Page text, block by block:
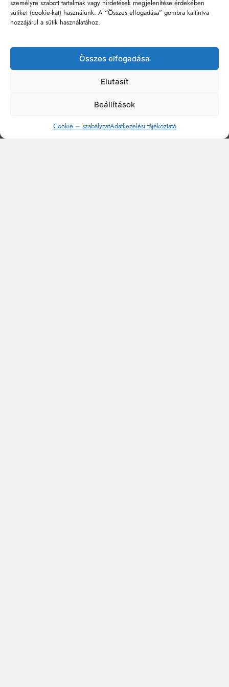
személyre szabott tartalmak vagy hirdetések megjelenítése érdekében
sütiket (cookie-kat) használunk. A “Összes elfogadása” gombra kattintva
hozzájárul a sütik használatához.
Összes elfogadása
Elutasít
Beállítások
Cookie – szabályzatAdatkezelési tájékoztató